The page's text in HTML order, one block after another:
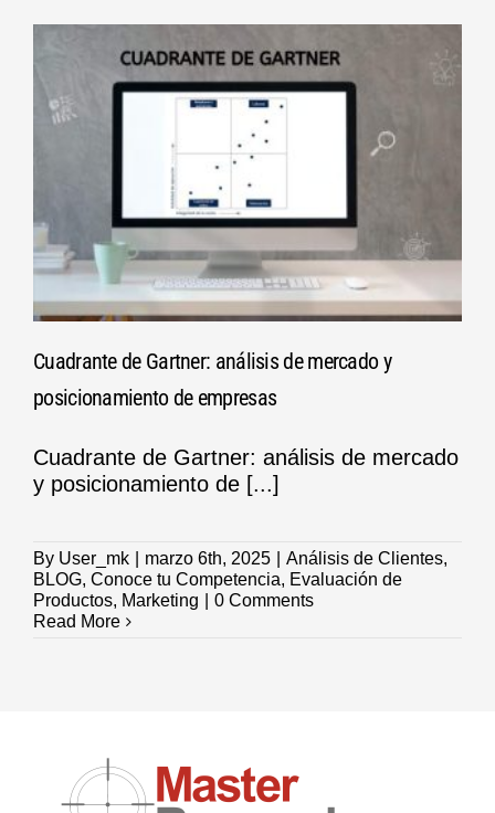
Cuadrante de Gartner: análisis de mercado y
posicionamiento de empresas
Cuadrante de Gartner: análisis de mercado
y posicionamiento de [...]
By User_mk marzo 6th, 2025 Análisis de Clientes,
BLOG, Conoce tu Competencia, Evaluación de
Productos, Marketing
0 Comments
Read More